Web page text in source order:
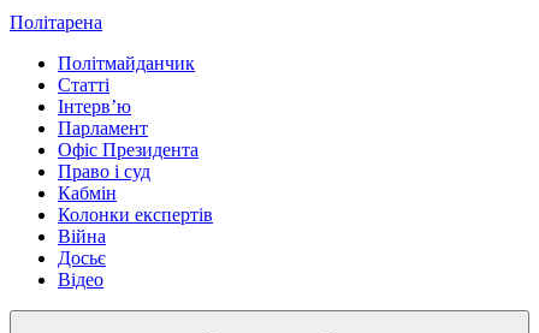
Політарена
Політмайданчик
Статті
Інтервʼю
Парламент
Офіс Президента
Право і суд
Кабмін
Колонки експертів
Війна
Досьє
Відео